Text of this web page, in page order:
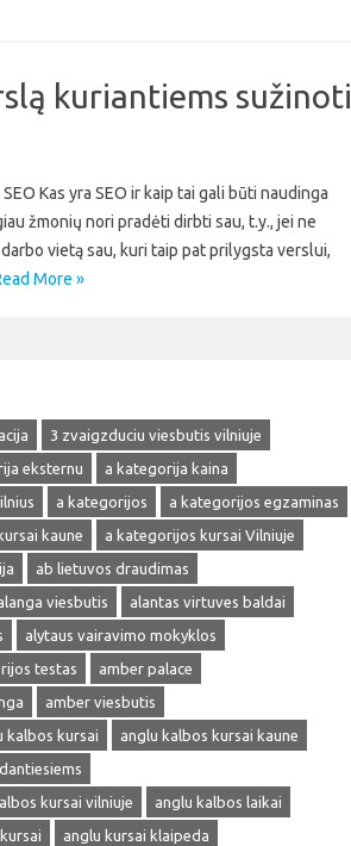
kuriantiems sužinoti
Kas yra SEO ir kaip tai gali būti naudinga
žmonių nori pradėti dirbti sau, t.y., jei ne
vietą sau, kuri taip pat prilygsta verslui,
More »
3 zvaigzduciu viesbutis vilniuje
eksternu
a kategorija kaina
a kategorijos
a kategorijos egzaminas
kaune
a kategorijos kursai Vilniuje
ab lietuvos draudimas
viesbutis
alantas virtuves baldai
alytaus vairavimo mokyklos
testas
amber palace
amber viesbutis
kalbos kursai
anglu kalbos kursai kaune
kursai vilniuje
anglu kalbos laikai
anglu kursai klaipeda